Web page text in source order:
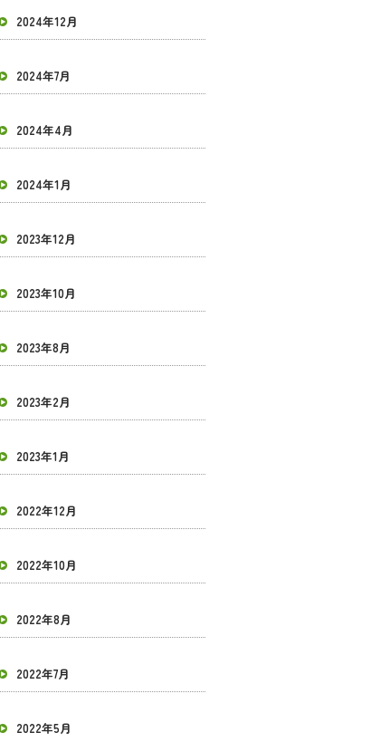
2024年12月
2024年7月
2024年4月
2024年1月
2023年12月
2023年10月
2023年8月
2023年2月
2023年1月
2022年12月
2022年10月
2022年8月
2022年7月
2022年5月